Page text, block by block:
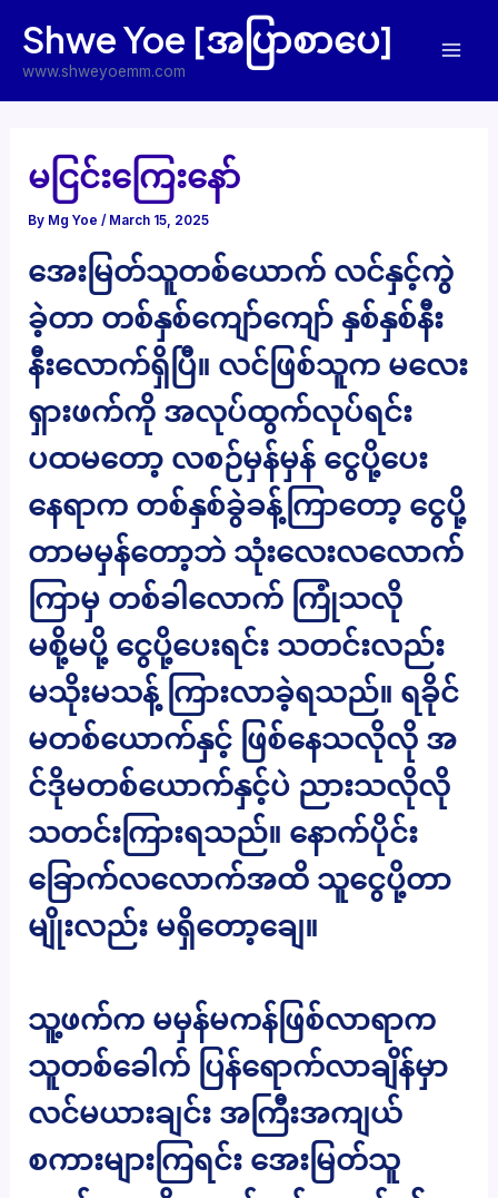
content
Shwe Yoe [အပြာစာပေ]
www.shweyoemm.com
မငြင်းကြေးနော်
By Mg Yoe/ March 15, 2025
အေးမြတ်သူတစ်ယောက် လင်နှင့်ကွဲ
ခဲ့တာ တစ်နှစ်ကျော်ကျော် နှစ်နှစ်နီး
နီးလောက်ရှိပြီ။ လင်ဖြစ်သူက မလေး
ရှားဖက်ကို အလုပ်ထွက်လုပ်ရင်း
ပထမတော့ လစဉ်မှန်မှန် ငွေပို့ပေး
နေရာက တစ်နှစ်ခွဲခန့်ကြာတော့ ငွေပို့
တာမမှန်တော့ဘဲ သုံးလေးလလောက်
ကြာမှ တစ်ခါလောက် ကြုံသလို
မစို့မပို့ ငွေပို့ပေးရင်း သတင်းလည်း
မသိုးမသန့် ကြားလာခဲ့ရသည်။ ရခိုင်
မတစ်ယောက်နှင့် ဖြစ်နေသလိုလို အ
င်ဒိုမတစ်ယောက်နှင့်ပဲ ညားသလိုလို
သတင်းကြားရသည်။ နောက်ပိုင်း
ခြောက်လလောက်အထိ သူငွေပို့တာ
မျိုးလည်း မရှိတော့ချေ။
သူ့ဖက်က မမှန်မကန်ဖြစ်လာရာက
သူတစ်ခေါက် ပြန်ရောက်လာချိန်မှာ
လင်မယားချင်း အကြီးအကျယ်
စကားများကြရင်း အေးမြတ်သူ